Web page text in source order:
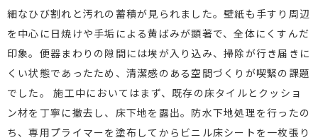
細なひび割れと汚れの蓄積が見られました。壁紙も手すり周辺
を中心に日焼けや手垢による黄ばみが顕著で、全体にくすんだ
印象。便器まわりの隙間には埃が入り込み、掃除が行き届きに
くい状態であったため、清潔感のある空間づくりが喫緊の課題
でした。 施工中においてはまず、既存の床タイルとクッショ
ン材を丁寧に撤去し、床下地を露出。防水下地処理を行ったの
ち、専用プライマーを塗布してからビニル床シートを一枚張り